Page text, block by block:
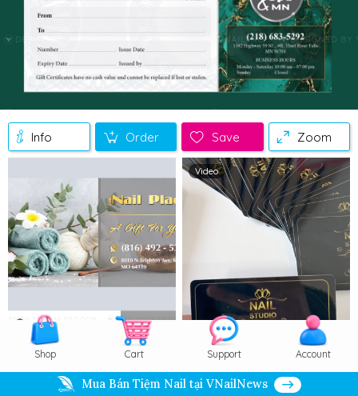
Info Order Save Zoom
Video
Shop Cart Support Account
Mua Bán Tiệm Nail tại VNailNews